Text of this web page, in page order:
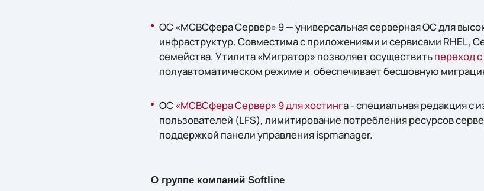
ОС «МСВСфера Сервер» 9 — универсальная серверная ОС для
инфраструктур. Совместима с приложениями и сервисами RHEL,
семейства. Утилита «Мигратор» позволяет осуществитьпереход с
полуавтоматическом режиме и обеспечивает бесшовную
ОС«МСВСфера Сервер» 9 для хостинга - специальная редакция с
пользователей (LFS), лимитирование потребления ресурсов
поддержкой панели управления ispmanager.
О группе компаний Softline